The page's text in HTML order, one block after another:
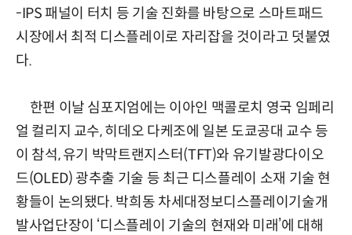
-IPS 패널이 터치 등 기술 진화를 바탕으로 스마트패드
시장에서 최적 디스플레이로 자리잡을 것이라고 덧붙였
다.
한편 이날 심포지엄에는 이아인 맥콜로치 영국 임페리
얼 컬리지 교수, 히데오 다케조에 일본 도쿄공대 교수 등
이 참석, 유기 박막트랜지스터(TFT)와 유기발광다이오
드(OLED) 광추출 기술 등 최근 디스플레이 소재 기술 현
황들이 논의됐다. 박희동 차세대정보디스플레이기술개
발사업단장이 ‘디스플레이 기술의 현재와 미래’에 대해